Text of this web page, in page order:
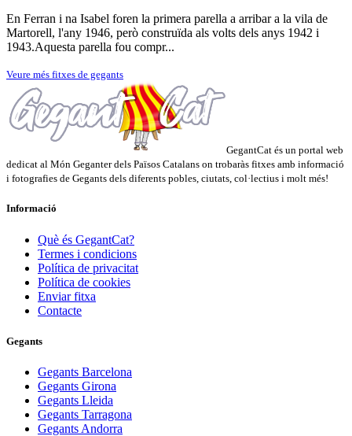
En Ferran i na Isabel foren la primera parella a arribar a la vila de
Martorell, l'any 1946, però construïda als volts dels anys 1942 i
1943.Aquesta parella fou compr...
Veure més fitxes de gegants
GegantCat és un portal web
dedicat al Món Geganter dels Països Catalans on trobaràs fitxes amb informació
i fotografies de Gegants dels diferents pobles, ciutats, col·lectius i molt més!
Informació
Què és GegantCat?
Termes i condicions
Política de privacitat
Política de cookies
Enviar fitxa
Contacte
Gegants
Gegants Barcelona
Gegants Girona
Gegants Lleida
Gegants Tarragona
Gegants Andorra